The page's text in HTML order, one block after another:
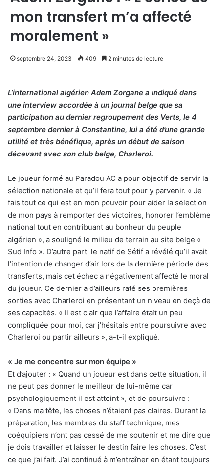
mon transfert m’a affecté
moralement »
septembre 24, 2023 409 2 minutes de lecture
L’international algérien Adem Zorgane a indiqué dans
une interview accordée à un journal belge que sa
participation au dernier regroupement des Verts, le 4
septembre dernier à Constantine, lui a été d’une grande
utilité et très bénéfique, après un début de saison
décevant avec son club belge, Charleroi.
Le joueur formé au Paradou AC a pour objectif de servir la
sélection nationale et qu’il fera tout pour y parvenir. « Je
fais tout ce qui est en mon pouvoir pour aider la sélection
de mon pays à remporter des victoires, honorer l’emblème
national tout en contribuant au bonheur du peuple
algérien », a souligné le milieu de terrain au site belge «
Sud Info ». D’autre part, le natif de Sétif a révélé qu’il avait
l’intention de changer d’air lors de la dernière période des
transferts, mais cet échec a négativement affecté le moral
du joueur. Ce dernier a d’ailleurs raté ses premières
sorties avec Charleroi en présentant un niveau en deçà de
ses capacités. « Il est clair que l’affaire était un peu
compliquée pour moi, car j’hésitais entre poursuivre avec
Charleroi ou partir ailleurs », a-t-il expliqué.
« Je me concentre sur mon équipe »
Et d’ajouter : « Quand un joueur est dans cette situation, il
ne peut pas donner le meilleur de lui-même car
psychologiquement il est atteint », et de poursuivre :
« Dans ma tête, les choses n’étaient pas claires. Durant la
préparation, les membres du staff technique, mes
coéquipiers n’ont pas cessé de me soutenir et me dire que
je dois travailler et laisser le destin faire les choses. C’est
ce que j’ai fait. J’ai continué à m’entraîner en étant toujours